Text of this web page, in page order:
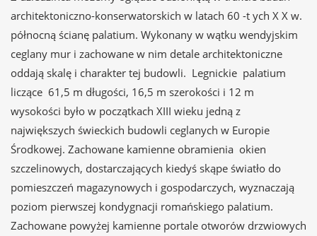
architektoniczno-konserwatorskich w latach 60 -t ych X X w.
północną ścianę palatium. Wykonany w wątku wendyjskim
ceglany mur i zachowane w nim detale architektoniczne
oddają skalę i charakter tej budowli. Legnickie palatium
liczące 61,5 m długości, 16,5 m szerokości i 12 m
wysokości było w początkach XIII wieku jedną z
największych świeckich budowli ceglanych w Europie
Środkowej. Zachowane kamienne obramienia okien
szczelinowych, dostarczających kiedyś skąpe światło do
pomieszczeń magazynowych i gospodarczych, wyznaczają
poziom pierwszej kondygnacji romańskiego palatium.
Zachowane powyżej kamienne portale otworów drzwiowych